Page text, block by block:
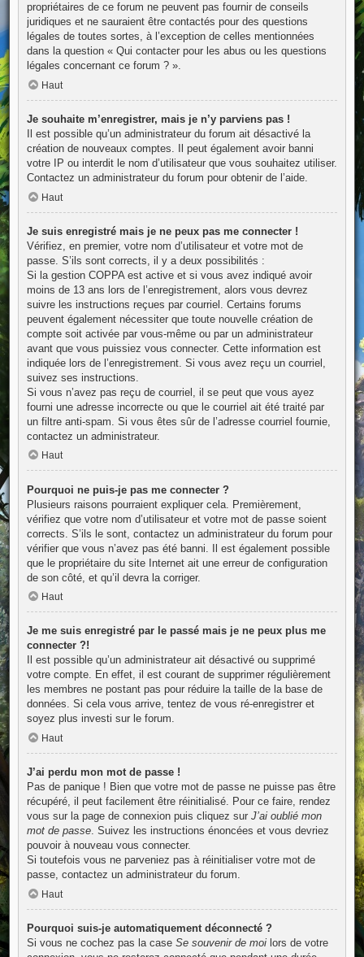
propriétaires de ce forum ne peuvent pas fournir de conseils
juridiques et ne sauraient être contactés pour des questions
légales de toutes sortes, à l’exception de celles mentionnées
dans la question « Qui contacter pour les abus ou les questions
légales concernant ce forum ? ».
Haut
Je souhaite m’enregistrer, mais je n’y parviens pas !
Il est possible qu’un administrateur du forum ait désactivé la
création de nouveaux comptes. Il peut également avoir banni
votre IP ou interdit le nom d’utilisateur que vous souhaitez utiliser.
Contactez un administrateur du forum pour obtenir de l’aide.
Haut
Je suis enregistré mais je ne peux pas me connecter !
Vérifiez, en premier, votre nom d’utilisateur et votre mot de
passe. S’ils sont corrects, il y a deux possibilités :
Si la gestion COPPA est active et si vous avez indiqué avoir
moins de 13 ans lors de l’enregistrement, alors vous devrez
suivre les instructions reçues par courriel. Certains forums
peuvent également nécessiter que toute nouvelle création de
compte soit activée par vous-même ou par un administrateur
avant que vous puissiez vous connecter. Cette information est
indiquée lors de l’enregistrement. Si vous avez reçu un courriel,
suivez ses instructions.
Si vous n’avez pas reçu de courriel, il se peut que vous ayez
fourni une adresse incorrecte ou que le courriel ait été traité par
un filtre anti-spam. Si vous êtes sûr de l’adresse courriel fournie,
contactez un administrateur.
Haut
Pourquoi ne puis-je pas me connecter ?
Plusieurs raisons pourraient expliquer cela. Premièrement,
vérifiez que votre nom d’utilisateur et votre mot de passe soient
corrects. S’ils le sont, contactez un administrateur du forum pour
vérifier que vous n’avez pas été banni. Il est également possible
que le propriétaire du site Internet ait une erreur de configuration
de son côté, et qu’il devra la corriger.
Haut
Je me suis enregistré par le passé mais je ne peux plus me
connecter ?!
Il est possible qu’un administrateur ait désactivé ou supprimé
votre compte. En effet, il est courant de supprimer régulièrement
les membres ne postant pas pour réduire la taille de la base de
données. Si cela vous arrive, tentez de vous ré-enregistrer et
soyez plus investi sur le forum.
Haut
J’ai perdu mon mot de passe !
Pas de panique ! Bien que votre mot de passe ne puisse pas être
récupéré, il peut facilement être réinitialisé. Pour ce faire, rendez
vous sur la page de connexion puis cliquez sur J’ai oublié mon
mot de passe. Suivez les instructions énoncées et vous devriez
pouvoir à nouveau vous connecter.
Si toutefois vous ne parveniez pas à réinitialiser votre mot de
passe, contactez un administrateur du forum.
Haut
Pourquoi suis-je automatiquement déconnecté ?
Si vous ne cochez pas la case Se souvenir de moilors de votre